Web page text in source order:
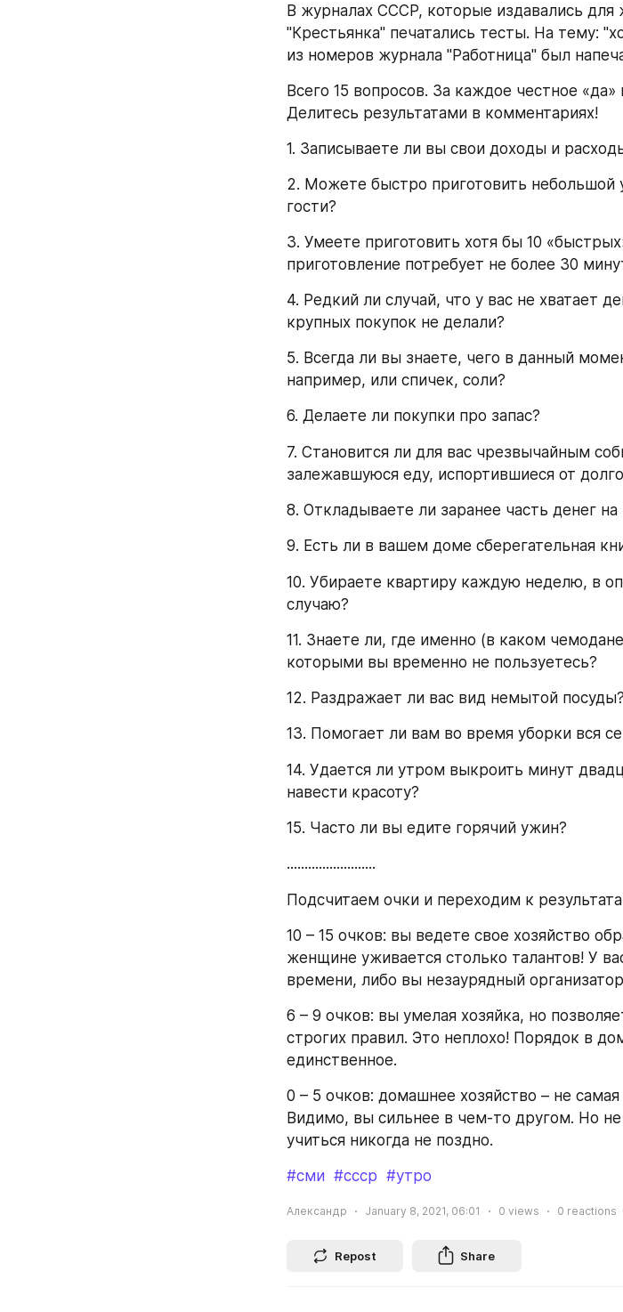
В журналах СССР, которые издавались для
"Крестьянка" печатались тесты. На тему:
из номеров журнала "Работница" был
Всего 15 вопросов. За каждое честное
Делитесь результатами в комментариях!
1. Записываете ли вы свои доходы и
2. Можете быстро приготовить небольшой
гости?
3. Умеете приготовить хотя бы 10
приготовление потребует не более 30
4. Редкий ли случай, что у вас не хватает
крупных покупок не делали?
5. Всегда ли вы знаете, чего в данный
например, или спичек, соли?
6. Делаете ли покупки про запас?
7. Становится ли для вас чрезвычайным
залежавшуюся еду, испортившиеся от
8. Откладываете ли заранее часть денег
9. Есть ли в вашем доме сберегательная
10. Убираете квартиру каждую неделю, в
случаю?
11. Знаете ли, где именно (в каком
которыми вы временно не пользуетесь?
12. Раздражает ли вас вид немытой посуды?
13. Помогает ли вам во время уборки вся
14. Удается ли утром выкроить минут
навести красоту?
15. Часто ли вы едите горячий ужин?
.........................
Подсчитаем очки и переходим к
10 – 15 очков: вы ведете свое хозяйство
женщине уживается столько талантов! У
времени, либо вы незаурядный
6 – 9 очков: вы умелая хозяйка, но
строгих правил. Это неплохо! Порядок в
единственное.
0 – 5 очков: домашнее хозяйство – не
Видимо, вы сильнее в чем-то другом. Но
учиться никогда не поздно.
#сми #ссср #утро
Александр January 8, 2021, 06:01 0 views 0 reactions
Repost Share